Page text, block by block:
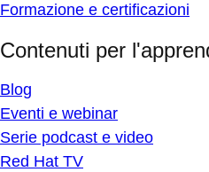
Formazione e certificazioni
Contenuti per
Blog
Eventi e webinar
Serie podcast e video
Red Hat TV